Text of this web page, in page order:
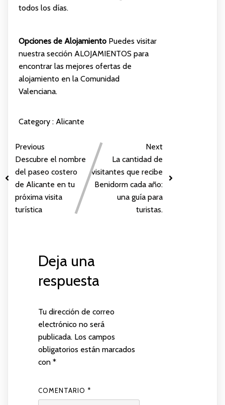
todos los días.
Opciones de AlojamientoPuedes visitar
nuestra sección ALOJAMIENTOS para
encontrar las mejores ofertas de
alojamiento en la Comunidad
Valenciana.
Category : Alicante
Previous
Descubre el nombre
del paseo costero
de Alicante en tu
próxima visita
turística
Next
La cantidad de
visitantes que recibe
Benidorm cada año:
una guía para
turistas.
Deja una
respuesta
Tu dirección de correo
electrónico no será
publicada. Los campos
obligatorios están marcados
con *
COMENTARIO *